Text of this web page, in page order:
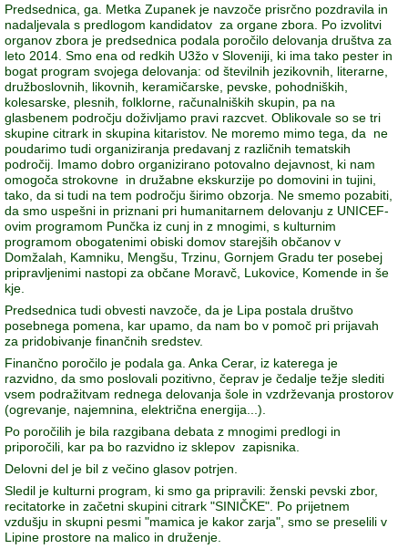
Predsednica, ga. Metka Zupanek je navzoče prisrčno pozdravila in
nadaljevala s predlogom kandidatov za organe zbora. Po izvolitvi
organov zbora je predsednica podala poročilo delovanja društva za
leto 2014. Smo ena od redkih U3žo v Sloveniji, ki ima tako pester in
bogat program svojega delovanja: od številnih jezikovnih, literarne,
družboslovnih, likovnih, keramičarske, pevske, pohodniških,
kolesarske, plesnih, folklorne, računalniških skupin, pa na
glasbenem področju doživljamo pravi razcvet. Oblikovale so se tri
skupine citrark in skupina kitaristov. Ne moremo mimo tega, da ne
poudarimo tudi organiziranja predavanj z različnih tematskih
področij. Imamo dobro organizirano potovalno dejavnost, ki nam
omogoča strokovne in družabne ekskurzije po domovini in tujini,
tako, da si tudi na tem področju širimo obzorja. Ne smemo pozabiti,
da smo uspešni in priznani pri humanitarnem delovanju z UNICEF-
ovim programom Punčka iz cunj in z mnogimi, s kulturnim
programom obogatenimi obiski domov starejših občanov v
Domžalah, Kamniku, Mengšu, Trzinu, Gornjem Gradu ter posebej
pripravljenimi nastopi za občane Moravč, Lukovice, Komende in še
kje.
Predsednica tudi obvesti navzoče, da je Lipa postala društvo
posebnega pomena, kar upamo, da nam bo v pomoč pri prijavah
za pridobivanje finančnih sredstev.
Finančno poročilo je podala ga. Anka Cerar, iz katerega je
razvidno, da smo poslovali pozitivno, čeprav je čedalje težje slediti
vsem podražitvam rednega delovanja šole in vzdrževanja prostorov
(ogrevanje, najemnina, električna energija...).
Po poročilih je bila razgibana debata z mnogimi predlogi in
priporočili, kar pa bo razvidno iz sklepov zapisnika.
Delovni del je bil z večino glasov potrjen.
Sledil je kulturni program, ki smo ga pripravili: ženski pevski zbor,
recitatorke in začetni skupini citrark "SINIČKE". Po prijetnem
vzdušju in skupni pesmi "mamica je kakor zarja", smo se preselili v
Lipine prostore na malico in druženje.